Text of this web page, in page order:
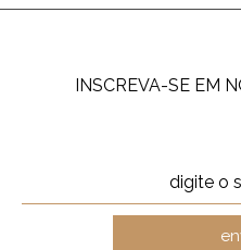
INSCREVA-SE EM